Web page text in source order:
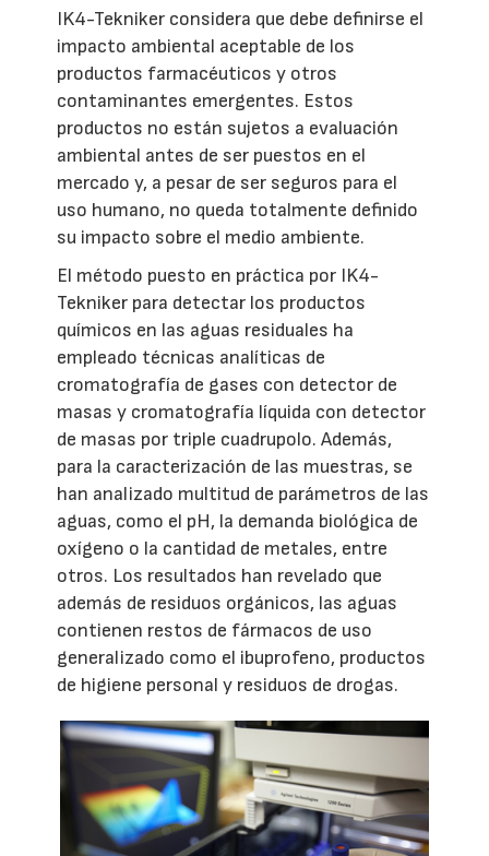
IK4-Tekniker considera que debe definirse el
impacto ambiental aceptable de los
productos farmacéuticos y otros
contaminantes emergentes. Estos
productos no están sujetos a evaluación
ambiental antes de ser puestos en el
mercado y, a pesar de ser seguros para el
uso humano, no queda totalmente definido
su impacto sobre el medio ambiente.
El método puesto en práctica por IK4-
Tekniker para detectar los productos
químicos en las aguas residuales ha
empleado técnicas analíticas de
cromatografía de gases con detector de
masas y cromatografía líquida con detector
de masas por triple cuadrupolo. Además,
para la caracterización de las muestras, se
han analizado multitud de parámetros de las
aguas, como el pH, la demanda biológica de
oxígeno o la cantidad de metales, entre
otros. Los resultados han revelado que
además de residuos orgánicos, las aguas
contienen restos de fármacos de uso
generalizado como el ibuprofeno, productos
de higiene personal y residuos de drogas.